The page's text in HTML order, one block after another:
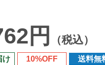
円 （税込）
け 10%OFF 送料無